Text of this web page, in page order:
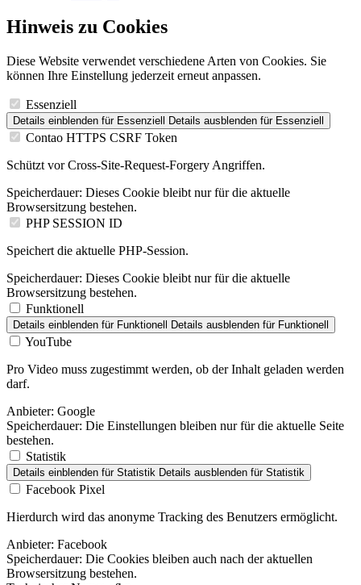
Hinweis zu Cookies
Diese Website verwendet verschiedene Arten von Cookies. Sie
können Ihre Einstellung jederzeit erneut anpassen.
Essenziell
Details einblenden für Essenziell Details ausblenden für Essenziell
Contao HTTPS CSRF Token
Schützt vor Cross-Site-Request-Forgery Angriffen.
Speicherdauer: Dieses Cookie bleibt nur für die aktuelle
Browsersitzung bestehen.
PHP SESSION ID
Speichert die aktuelle PHP-Session.
Speicherdauer: Dieses Cookie bleibt nur für die aktuelle
Browsersitzung bestehen.
Funktionell
Details einblenden für Funktionell Details ausblenden für Funktionell
YouTube
Pro Video muss zugestimmt werden, ob der Inhalt geladen werden
darf.
Anbieter: Google
Speicherdauer: Die Einstellungen bleiben nur für die aktuelle Seite
bestehen.
Statistik
Details einblenden für Statistik Details ausblenden für Statistik
Facebook Pixel
Hierdurch wird das anonyme Tracking des Benutzers ermöglicht.
Anbieter: Facebook
Speicherdauer: Die Cookies bleiben auch nach der aktuellen
Browsersitzung bestehen.